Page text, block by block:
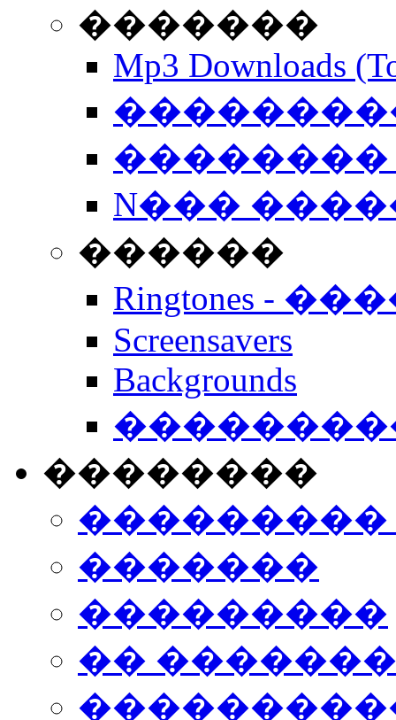
�������
Mp3 Downloads
��������
N���
������
Ringtones -
Screensavers
Backgrounds
��������
���������
�������
���������
��